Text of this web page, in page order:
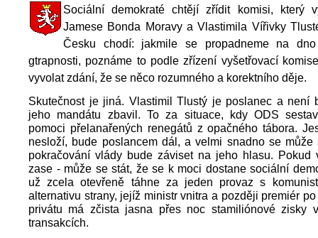
Sociální demokraté chtějí zřídit komisi, který
Jamese Bonda Moravy a Vlastimila Vířivky
Česku chodí: jakmile se propadneme na
gtrapnosti, poznáme to podle zřízení vyšetřovací
vyvolat zdání, že se něco rozumného a korektního děje.
Skutečnost je jiná. Vlastimil Tlustý je poslanec a není
jeho mandátu zbavil. To za situace, kdy ODS
pomoci přelanařených renegátů z opačného tábora.
nesloží, bude poslancem dál, a velmi snadno se může
pokračování vlády bude záviset na jeho hlasu. Pokud
zase - může se stát, že se k moci dostane sociální
už zcela otevřeně táhne za jeden provaz s
alternativu strany, jejíž ministr vnitra a později premiér
privátu má zčista jasna přes noc stamiliónové zisky
transakcích.